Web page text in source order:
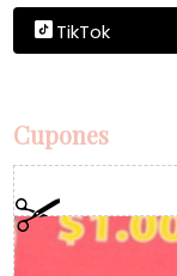
TikTok
Cupones